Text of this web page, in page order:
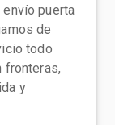
puerta
de
todo
fronteras,
y